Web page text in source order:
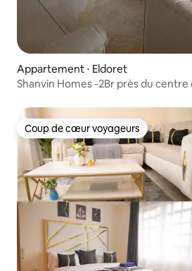
Appartement ⋅ Eldoret
Shanvin Homes -2Br près du
Coup de cœur voyageurs
Coup de cœur voyageurs